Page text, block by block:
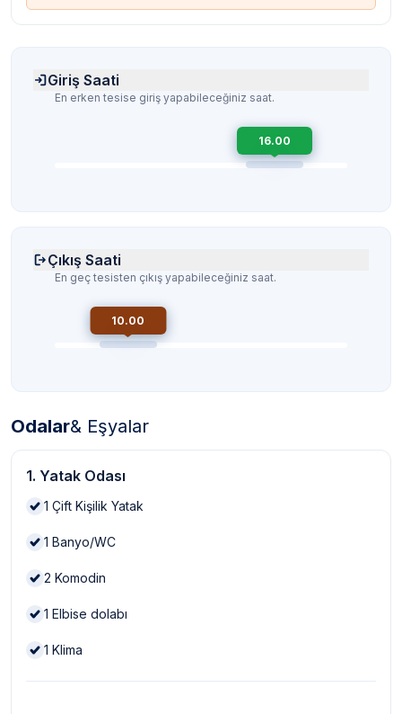
Giriş Saati
En erken tesise giriş yapabileceğiniz saat.
16.00
Çıkış Saati
En geç tesisten çıkış yapabileceğiniz saat.
10.00
Odalar& Eşyalar
1. Yatak Odası
1 Çift Kişilik Yatak
1 Banyo/WC
2 Komodin
1 Elbise dolabı
1 Klima